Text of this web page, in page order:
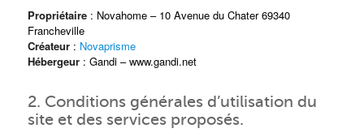
Propriétaire: Novahome – 10 Avenue du Chater 69340
Francheville
Créateur: Novaprisme
Hébergeur: Gandi – www.gandi.net
2. Conditions générales d’utilisation du
site et des services proposés.